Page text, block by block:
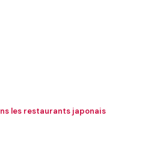
les restaurants japonais